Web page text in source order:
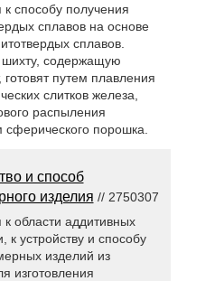
к способу получения
сплавов на основе
сплавов.
содержащую
путем плавления
слитков железа,
распыления
порошка.
и способ
изделия // 2750307
к области аддитивных
к устройству и способу
изделий из
изготовления